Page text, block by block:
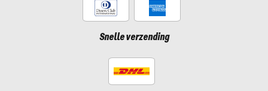
Snelle verzending